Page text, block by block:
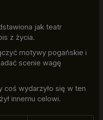
jak teatr
z życia.
motywy pogańskie i
scenie wagę
coś wydarzyło się w ten
innemu celowi.